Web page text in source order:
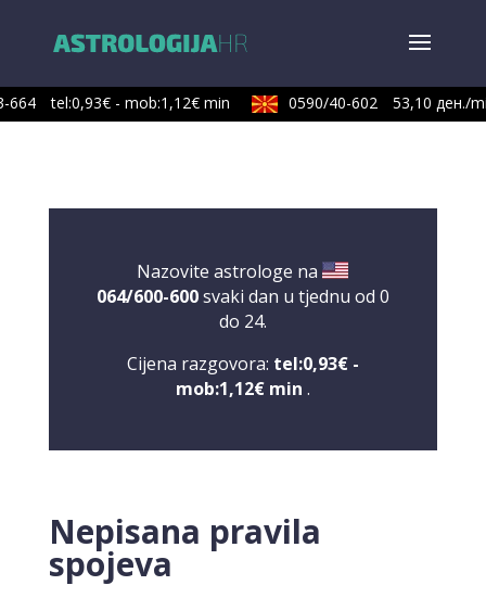
664 tel:0,93€ - mob:1,12€ min 0590/40-602 53,10 ден./
Nazovite astrologe na
064/600-600svaki dan u tjednu od 0
do 24.
Cijena razgovora: tel:0,93€ -
mob:1,12€ min .
Nepisana pravila
spojeva